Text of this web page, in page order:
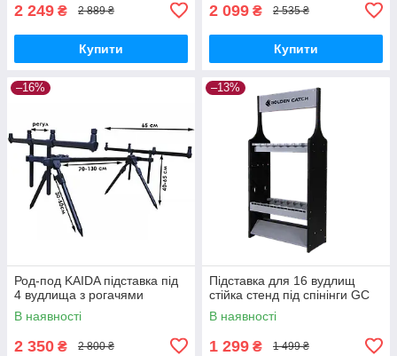
2 249 ₴ 2 889 ₴
Купити
2 099 ₴ 2 535 ₴
Купити
–16%
Род-под KAIDA підставка під
4 вудлища з рогачями
В наявності
2 350 ₴ 2 800 ₴
–13%
Підставка для 16 вудлищ
стійка стенд під спінінги GC
В наявності
1 299 ₴ 1 499 ₴